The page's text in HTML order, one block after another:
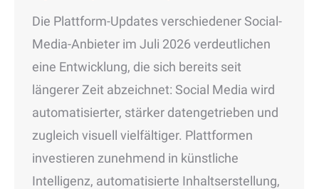
Die Plattform-Updates verschiedener Social-
Media-Anbieter im Juli 2026 verdeutlichen
eine Entwicklung, die sich bereits seit
längerer Zeit abzeichnet: Social Media wird
automatisierter, stärker datengetrieben und
zugleich visuell vielfältiger. Plattformen
investieren zunehmend in künstliche
Intelligenz, automatisierte Inhaltserstellung,